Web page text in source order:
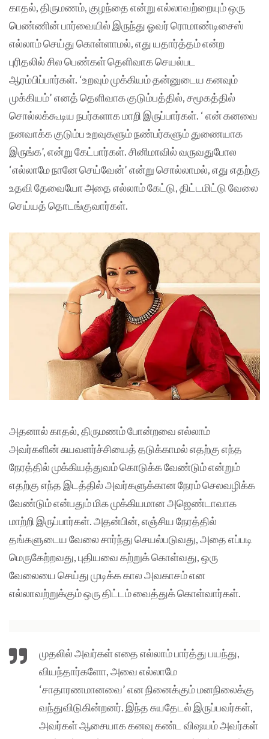
காதல், திருமணம், குழந்தை என்று எல்லாவற்றையும் ஒரு
பெண்ணின் பார்வையில் இருந்து ஓவர் ரொமாண்டிசைஸ்
எல்லாம் செய்து கொள்ளாமல், எது யதார்த்தம் என்ற
புரிதலில் சில பெண்கள் தெளிவாக செயல்பட
ஆரம்பிப்பார்கள். ‘உறவும் முக்கியம் தன்னுடைய கனவும்
முக்கியம்’ எனத் தெளிவாக குடும்பத்தில், சமூகத்தில்
சொல்லக்கூடிய நபர்களாக மாறி இருப்பார்கள். ‘ என் கனவை
நனவாக்க குடும்ப உறவுகளும் நண்பர்களும் துணையாக
இருங்க’, என்று கேட்பார்கள். சினிமாவில் வருவதுபோல
‘எல்லாமே நானே செய்வேன்’ என்று சொல்லாமல், எது எதற்கு
உதவி தேவையோ அதை எல்லாம் கேட்டு, திட்டமிட்டு வேலை
செய்யத் தொடங்குவார்கள்.
அதனால் காதல், திருமணம் போன்றவை எல்லாம்
அவர்களின் சுயவளர்ச்சியைத் தடுக்காமல் எதற்கு எந்த
நேரத்தில் முக்கியத்துவம் கொடுக்க வேண்டும் என்றும்
எதற்கு எந்த இடத்தில் அவர்களுக்கான நேரம் செலவழிக்க
வேண்டும் என்பதும் மிக முக்கியமான அஜெண்டாவாக
மாற்றி இருப்பார்கள். அதன்பின், எஞ்சிய நேரத்தில்
தங்களுடைய வேலை சார்ந்து செயல்படுவது, அதை எப்படி
மெருகேற்றவது, புதியவை கற்றுக் கொள்வது, ஒரு
வேலையை செய்து முடிக்க கால அவகாசம் என
எல்லாவற்றுக்கும் ஒரு திட்டம் வைத்துக் கொள்வார்கள்.
முதலில் அவர்கள் எதை எல்லாம் பார்த்து பயந்து,
வியந்தார்களோ, அவை எல்லாமே
‘சாதாரணமானவை’ என நினைக்கும் மனநிலைக்கு
வந்துவிடுகின்றனர். இந்த சுயதேடல் இருப்பவர்கள்,
அவர்கள் ஆசையாக கனவு கண்ட விஷயம் அவர்கள்